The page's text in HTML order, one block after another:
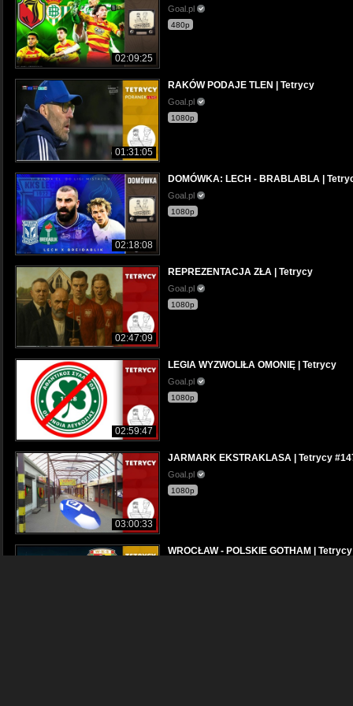
02:09:25
Goal.pl
480p
01:31:05
RAKÓW PODAJE TLEN | Tetrycy
Goal.pl
1080p
02:18:08
DOMÓWKA: LECH - BRABLABLA |
Goal.pl
1080p
02:47:09
REPREZENTACJA ZŁA | Tetrycy
Goal.pl
1080p
02:59:47
LEGIA WYZWOLIŁA OMONIĘ | Tetrycy
Goal.pl
1080p
03:00:33
JARMARK EKSTRAKLASA | Tetrycy
Goal.pl
1080p
WROCŁAW - POLSKIE GOTHAM | Tetrycy